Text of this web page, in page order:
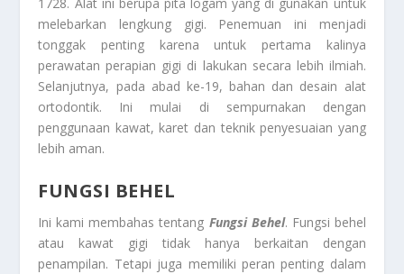
melebarkan lengkung gigi. Penemuan ini menjadi
tonggak penting karena untuk pertama kalinya
perawatan perapian gigi di lakukan secara lebih ilmiah.
Selanjutnya, pada abad ke-19, bahan dan desain alat
ortodontik. Ini mulai di sempurnakan dengan
penggunaan kawat, karet dan teknik penyesuaian yang
lebih aman.
FUNGSI BEHEL
Ini kami membahas tentang Fungsi Behel. Fungsi behel
atau kawat gigi tidak hanya berkaitan dengan
penampilan. Tetapi juga memiliki peran penting dalam